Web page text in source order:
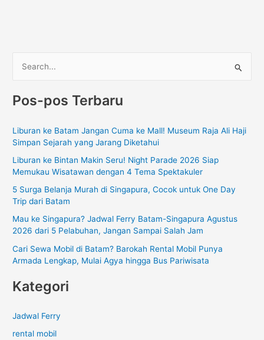
r
u
n
t
k
Pos-pos Terbaru
Liburan ke Batam Jangan Cuma ke Mall! Museum Raja Ali Haji
Simpan Sejarah yang Jarang Diketahui
Liburan ke Bintan Makin Seru! Night Parade 2026 Siap
Memukau Wisatawan dengan 4 Tema Spektakuler
5 Surga Belanja Murah di Singapura, Cocok untuk One Day
Trip dari Batam
Mau ke Singapura? Jadwal Ferry Batam-Singapura Agustus
2026 dari 5 Pelabuhan, Jangan Sampai Salah Jam
Cari Sewa Mobil di Batam? Barokah Rental Mobil Punya
Armada Lengkap, Mulai Agya hingga Bus Pariwisata
Kategori
Jadwal Ferry
rental mobil